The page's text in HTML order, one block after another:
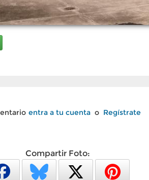
entra a tu cuenta o Regístrate
Compartir Foto: